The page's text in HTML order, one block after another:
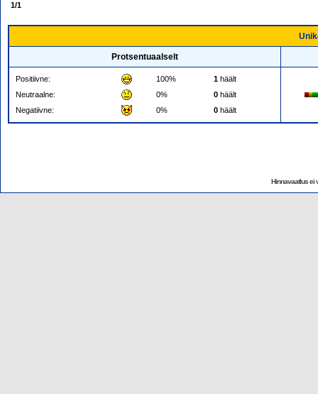
1/1
Protsentuaalselt
Positiivne: 100% 1 häält
Neutraalne:
0% 0 häält
Negatiivne:
0% 0 häält
Hinnavaatlus ei